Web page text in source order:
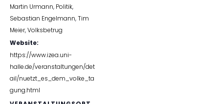
Martin Urmann, Politik,
Sebastian Engelmann,Tim
Meier,Volksbetrug
Website:
https://www.izea.uni-
halle.de/veranstaltungen/det
ail/nuetzt_es_dem_volke_ta
gung.html